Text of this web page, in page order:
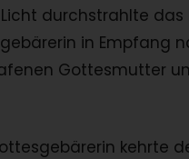
durchstrahlte das
in Empfang
Gottesmutter
kehrte